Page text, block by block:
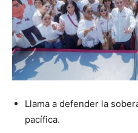
Llama a defender la
pacífica.